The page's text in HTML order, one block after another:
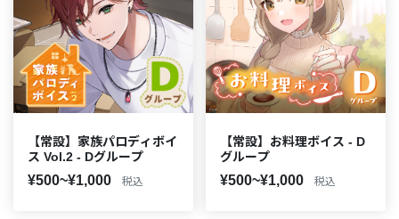
【常設】家族パロディボイ
ス Vol.2 - Dグループ
¥500~¥1,000 税込
【常設】お料理ボイス - D
グループ
¥500~¥1,000 税込